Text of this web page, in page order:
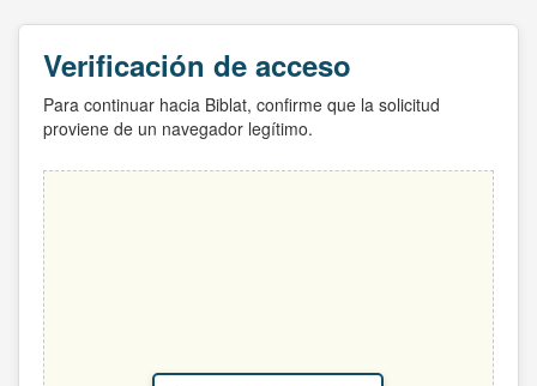
Verificación de acceso
Para continuar hacia Biblat, confirme que la solicitud
proviene de un navegador legítimo.